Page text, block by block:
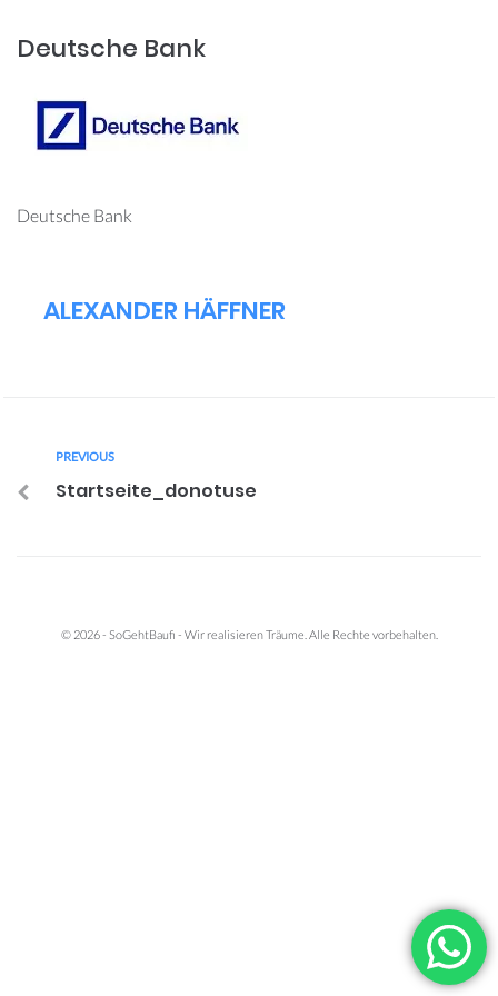
Deutsche Bank
Deutsche Bank
ALEXANDER HÄFFNER
PREVIOUS
Startseite_donotuse
© 2026 - SoGehtBaufi - Wir realisieren Träume. Alle Rechte vorbehalten.